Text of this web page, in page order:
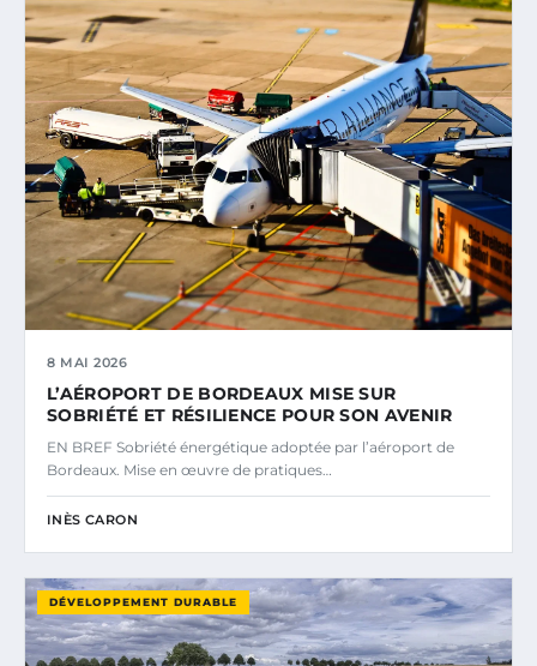
8 MAI 2026
L’AÉROPORT DE BORDEAUX MISE SUR
SOBRIÉTÉ ET RÉSILIENCE POUR SON AVENIR
EN BREF Sobriété énergétique adoptée par l’aéroport de
Bordeaux. Mise en œuvre de pratiques…
INÈS CARON
DÉVELOPPEMENT DURABLE